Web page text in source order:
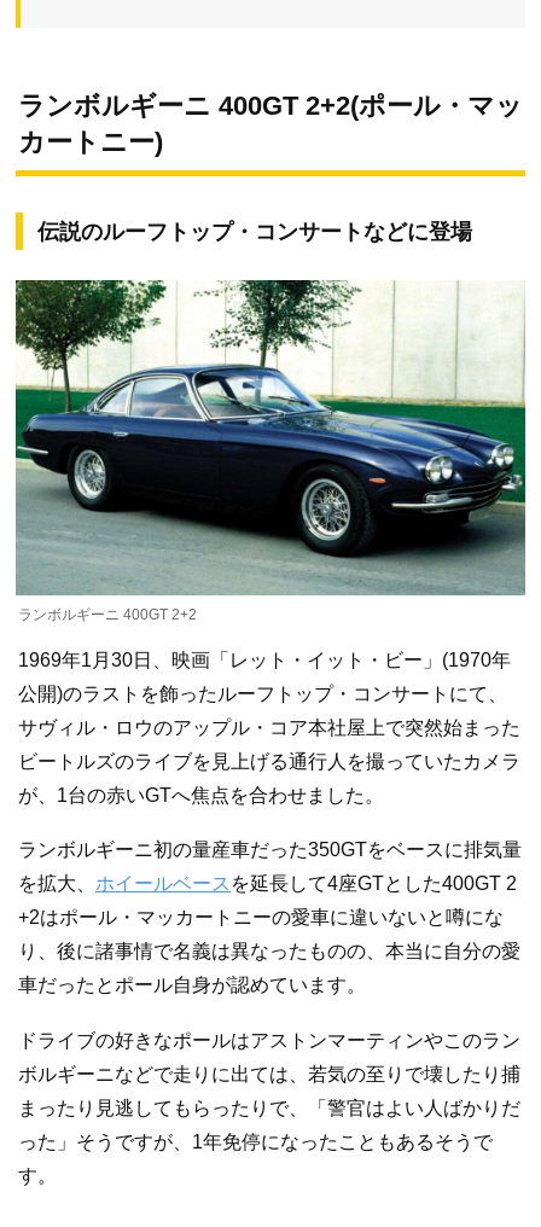
ランボルギーニ 400GT 2+2(ポール・マッ
カートニー)
伝説のルーフトップ・コンサートなどに登場
ランボルギーニ 400GT 2+2
1969年1月30日、映画「レット・イット・ビー」(1970年
公開)のラストを飾ったルーフトップ・コンサートにて、
サヴィル・ロウのアップル・コア本社屋上で突然始まった
ビートルズのライブを見上げる通行人を撮っていたカメラ
が、1台の赤いGTへ焦点を合わせました。
ランボルギーニ初の量産車だった350GTをベースに排気量
を拡大、 ホイールベース を延長して4座GTとした400GT 2
+2はポール・マッカートニーの愛車に違いないと噂にな
り、後に諸事情で名義は異なったものの、本当に自分の愛
車だったとポール自身が認めています。
ドライブの好きなポールはアストンマーティンやこのラン
ボルギーニなどで走りに出ては、若気の至りで壊したり捕
まったり見逃してもらったりで、「警官はよい人ばかりだ
った」そうですが、1年免停になったこともあるそうで
す。